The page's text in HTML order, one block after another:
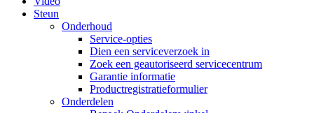
Steun
Onderhoud
Service-opties
Dien een serviceverzoek in
Zoek een geautoriseerd servicecentrum
Garantie informatie
Productregistratieformulier
Onderdelen